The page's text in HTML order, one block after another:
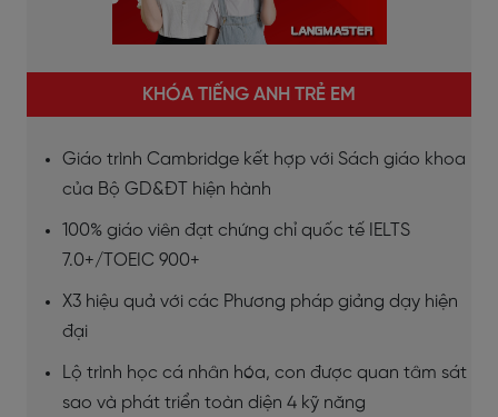
KHÓA TIẾNG ANH TRẺ EM
Giáo trình Cambridge kết hợp với Sách giáo khoa
của Bộ GD&ĐT hiện hành
100% giáo viên đạt chứng chỉ quốc tế IELTS
7.0+/TOEIC 900+
X3 hiệu quả với các Phương pháp giảng dạy hiện
đại
Lộ trình học cá nhân hóa, con được quan tâm sát
sao và phát triển toàn diện 4 kỹ năng